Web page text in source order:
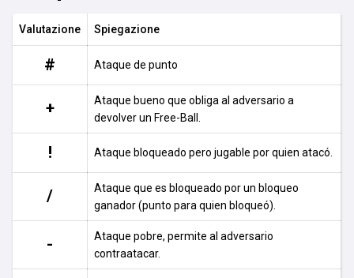
Valutazione Spiegazione
# Ataque de punto
+
Ataque bueno que obliga al adversario a
devolver un Free-Ball.
! Ataque bloqueado pero jugable por quien atacó.
/
Ataque que es bloqueado por un bloqueo
ganador (punto para quien bloqueó).
-
Ataque pobre, permite al adversario
contraatacar.